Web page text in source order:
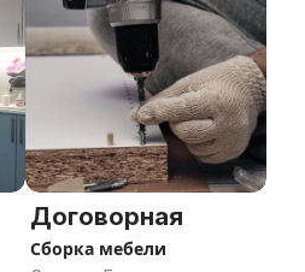
Договорная
Сборка мебели